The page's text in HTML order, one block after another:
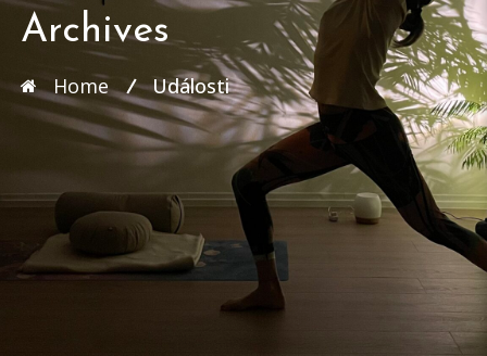
Archives
Home Události